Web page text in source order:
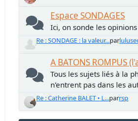
Espace SONDAGES
Ici, on sonde les opinions
Re : SONDAGE : la valeur...par
A BATONS ROMPUS
Tous les sujets liés à la
n'entrent pas dans les
Re : Catherine BALET • L...parrsp